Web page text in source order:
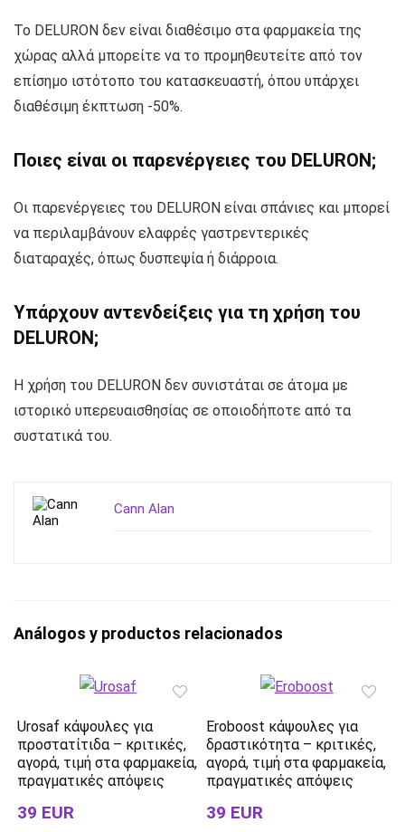
Το DELURON δεν είναι διαθέσιμο στα φαρμακεία της
χώρας αλλά μπορείτε να το προμηθευτείτε από τον
επίσημο ιστότοπο του κατασκευαστή, όπου υπάρχει
διαθέσιμη έκπτωση -50%.
Ποιες είναι οι παρενέργειες του DELURON;
Οι παρενέργειες του DELURON είναι σπάνιες και μπορεί
να περιλαμβάνουν ελαφρές γαστρεντερικές
διαταραχές, όπως δυσπεψία ή διάρροια.
Υπάρχουν αντενδείξεις για τη χρήση του
DELURON;
Η χρήση του DELURON δεν συνιστάται σε άτομα με
ιστορικό υπερευαισθησίας σε οποιοδήποτε από τα
συστατικά του.
Cann Alan
Análogos y productos relacionados
Urosaf κάψουλες για
προστατίτιδα – κριτικές,
αγορά, τιμή στα φαρμακεία,
πραγματικές απόψεις
39 EUR
Eroboost κάψουλες για
δραστικότητα – κριτικές,
αγορά, τιμή στα φαρμακεία,
πραγματικές απόψεις
39 EUR